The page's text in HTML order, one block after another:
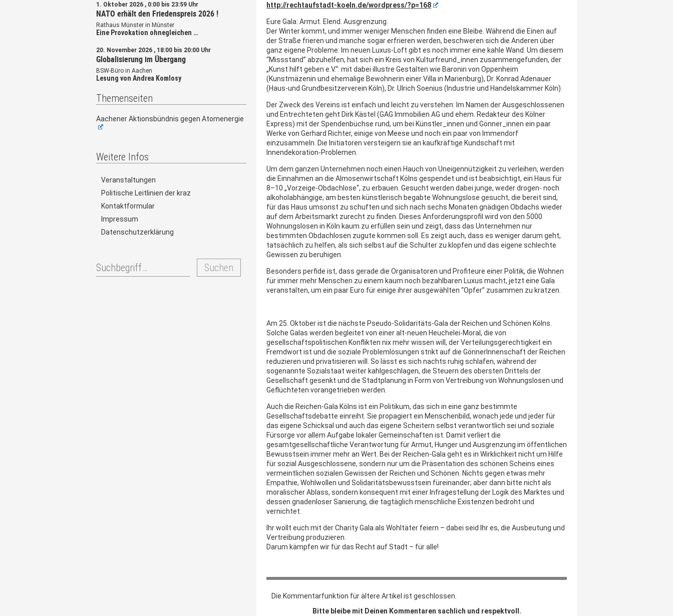
http://rechtaufstadt-koeln.de/wordpress/?p=168
Eure Gala: Armut. Elend. Ausgrenzung.
Der Winter kommt, und immer weniger Menschen finden eine Bleibe. Während die Einen auf
der Straße frieren und manche sogar erfrieren werden, beschweren sich die Anderen über
ganz eigene Probleme: Im neuen Luxus-Loft gibt es noch immer eine kahle Wand. Um diesem
“Missstand” abzuhelfen, hat sich ein Kreis von Kulturfreund_innen zusammengefunden, der
„Kunst hilft geben e.V.“: mit dabei illustre Gestalten wie Baronin von Oppenheim
(Kunstmäzenin und ehemalige Bewohnerin einer Villa in Marienburg), Dr. Konrad Adenauer
(Haus-und Grundbesitzerverein Köln), Dr. Ulrich Soenius (Industrie und Handelskammer Köln).
Der Zweck des Vereins ist einfach und leicht zu verstehen: Im Namen der Ausgeschlossenen
und Entrechteten geht Dirk Kästel (GAG Immobilien AG und ehem. Redakteur des Kölner
Express) mit der Spendenbüchse rund, um bei Künstler_innen und Gönner_innen ein paar
Werke von Gerhard Richter, einige von Meese und noch ein paar von Immendorf
einzusammeln. Die Initiatoren versteigern sie an kaufkräftige Kundschaft mit
Innendekoration-Problemen.
Um dem ganzen Unternehmen noch einen Hauch von Uneigennützigkeit zu verleihen, werden
die Einnahmen an die Almosenwirtschaft Kölns gespendet und ist beabsichtigt, ein Haus für
8–10 „Vorzeige-Obdachlose“, zu erbauen. Gesucht werden dabei junge, weder drogen- noch
alkoholabhängige, am besten künstlerisch begabte Wohnungslose gesucht, die bereit sind,
für das Haus umsonst zu schuften und sich nach sechs Monaten gnädigen Obdachs wieder
auf dem Arbeitsmarkt zurecht zu finden. Dieses Anforderungsprofil wird von den 5000
Wohnungslosen in Köln kaum zu erfüllen sein und zeigt, dass das Unternehmen nur
bestimmten Obdachlosen zugute kommen soll. Es zeigt auch, dass es weniger darum geht,
tatsächlich zu helfen, als sich selbst auf die Schulter zu klopfen und das eigene schlechte
Gewissen zu beruhigen.
Besonders perfide ist, dass gerade die Organisatoren und Profiteure einer Politik, die Wohnen
für immer mehr Menschen zu einem kaum noch bezahlbaren Luxus macht, jetzt eine Gala
veranstalten, um ein paar Euro für einige ihrer ausgewählten “Opfer” zusammen zu kratzen.
Am 25. Oktober ist die nächste Pseudo-Solidaritäts-Gala der Reichen und Schönen Kölns.
Solche Galas werden begleitet von einer alt-neuen Heuchelei-Moral, die von
gesellschaftspolitischen Konflikten nix mehr wissen will, der Verteilungsgerechtigkeit ein
Fremdwort ist und die soziale Problemlösungen strikt auf die GönnerInnenschaft der Reichen
reduzieren und privatisieren will. So lässt es sich nachts ruhig schlafen, während der
sogenannte Sozialstaat weiter kahlgeschlagen, die Steuern des obersten Drittels der
Gesellschaft gesenkt und die Stadtplanung in Form von Vertreibung von Wohnungslosen und
Geflüchteten vorangetrieben werden.
Auch die Reichen-Gala Kölns ist ein Politikum, das sich in eine ganz bestimmte
Gesellschaftsdebatte einreiht. Sie propagiert ein Menschenbild, wonach jede und jeder für
das eigene Schicksal und auch das eigene Scheitern selbst verantwortlich sei und soziale
Fürsorge vor allem Aufgabe lokaler Gemeinschaften ist. Damit verliert die
gesamtgesellschaftliche Verantwortung für Armut, Hunger und Ausgrenzung im öffentlichen
Bewusstsein immer mehr an Wert. Bei der Reichen-Gala geht es in Wirklichkeit nicht um Hilfe
für sozial Ausgeschlossene, sondern nur um die Präsentation des schönen Scheins eines
vermeintlichen sozialen Gewissen der Reichen und Schönen. Nichts gegen etwas mehr
Empathie, Wohlwollen und Solidaritätsbewusstsein füreinander; aber dann bitte nicht als
moralischer Ablass, sondern konsequent mit einer Infragestellung der Logik des Marktes und
dessen gnadenloser Sanierung, die tagtäglich menschliche Existenzen bedroht und
vernichtet.
Ihr wollt euch mit der Charity Gala als Wohltäter feiern – dabei seid Ihr es, die Ausbeutung und
Vertreibung produzieren.
Darum kämpfen wir für das Recht auf Stadt – für alle!
Die Kommentarfunktion für ältere Artikel ist geschlossen.
Bitte bleibe mit Deinen Kommentaren sachlich und respektvoll.
1. Oktober 2026 , 0:00 bis 23:59 Uhr
NATO erhält den Friedenspreis 2026 !
Rathaus Münster in Münster
Eine Provokation ohnegleichen …
20. November 2026 , 18:00 bis 20:00 Uhr
Globalisierung im Übergang
BSW-Büro in Aachen
Lesung von Andrea Komlosy
Themenseiten
Aachener Aktionsbündnis gegen Atomenergie
Weitere Infos
Veranstaltungen
Politische Leitlinien der kraz
Kontaktformular
Impressum
Datenschutzerklärung
Suchen